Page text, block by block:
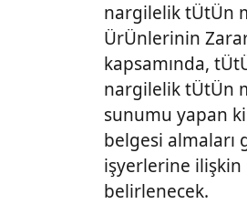
nargilelik tÜtÜn
ÜrÜnlerinin
kapsamında,
nargilelik tÜtÜn
sunumu yapan
belgesi
işyerlerine ilişkin
belirlenecek.